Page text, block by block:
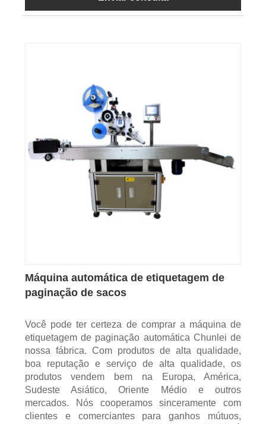
Máquina automática de etiquetagem de
paginação de sacos
Você pode ter certeza de comprar a máquina de
etiquetagem de paginação automática Chunlei de
nossa fábrica. Com produtos de alta qualidade,
boa reputação e serviço de alta qualidade, os
produtos vendem bem na Europa, América,
Sudeste Asiático, Oriente Médio e outros
mercados. Nós cooperamos sinceramente com
clientes e comerciantes para ganhos mútuos,